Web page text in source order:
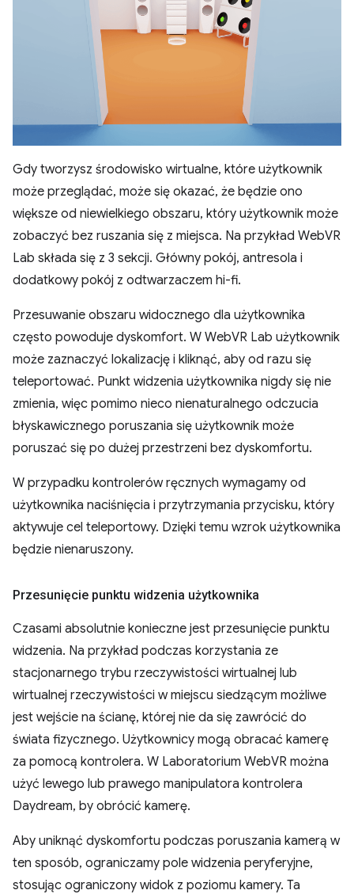
Gdy tworzysz środowisko wirtualne, które użytkownik
może przeglądać, może się okazać, że będzie ono
większe od niewielkiego obszaru, który użytkownik może
zobaczyć bez ruszania się z miejsca. Na przykład WebVR
Lab składa się z 3 sekcji. Główny pokój, antresola i
dodatkowy pokój z odtwarzaczem hi-fi.
Przesuwanie obszaru widocznego dla użytkownika
często powoduje dyskomfort. W WebVR Lab użytkownik
może zaznaczyć lokalizację i kliknąć, aby od razu się
teleportować. Punkt widzenia użytkownika nigdy się nie
zmienia, więc pomimo nieco nienaturalnego odczucia
błyskawicznego poruszania się użytkownik może
poruszać się po dużej przestrzeni bez dyskomfortu.
W przypadku kontrolerów ręcznych wymagamy od
użytkownika naciśnięcia i przytrzymania przycisku, który
aktywuje cel teleportowy. Dzięki temu wzrok użytkownika
będzie nienaruszony.
Przesunięcie punktu widzenia użytkownika
Czasami absolutnie konieczne jest przesunięcie punktu
widzenia. Na przykład podczas korzystania ze
stacjonarnego trybu rzeczywistości wirtualnej lub
wirtualnej rzeczywistości w miejscu siedzącym możliwe
jest wejście na ścianę, której nie da się zawrócić do
świata fizycznego. Użytkownicy mogą obracać kamerę
za pomocą kontrolera. W Laboratorium WebVR można
użyć lewego lub prawego manipulatora kontrolera
Daydream, by obrócić kamerę.
Aby uniknąć dyskomfortu podczas poruszania kamerą w
ten sposób, ograniczamy pole widzenia peryferyjne,
stosując ograniczony widok z poziomu kamery. Ta